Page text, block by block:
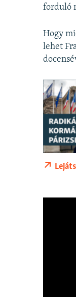
forduló
Hogy
lehet